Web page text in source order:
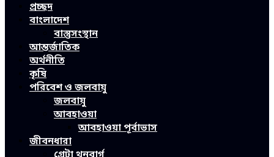
প্রচ্ছদ
বাংলাদেশ
বাস্তুসংস্থান
আন্তর্জাতিক
অর্থনীতি
কৃষি
পরিবেশ ও জলবায়ু
জলবায়ু
আবহাওয়া
আবহাওয়া পূর্বাভাস
জীবনধারা